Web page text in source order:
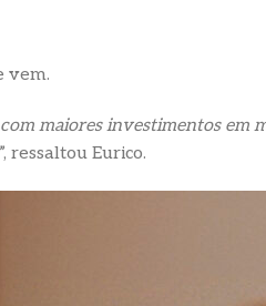
vem.
maiores investimentos em
”, ressaltou Eurico.